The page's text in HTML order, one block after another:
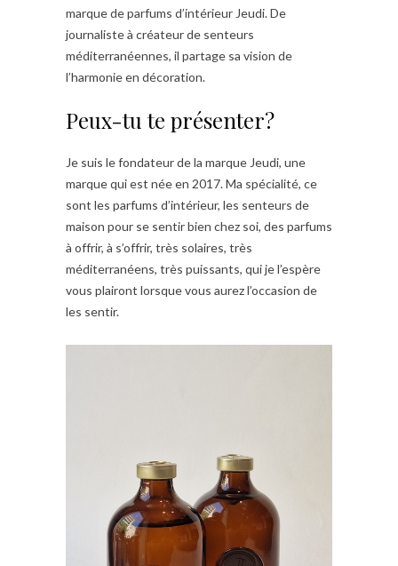
marque de parfums d’intérieur Jeudi. De
journaliste à créateur de senteurs
méditerranéennes, il partage sa vision de
l’harmonie en décoration.
Peux-tu te présenter?
Je suis le fondateur de la marque Jeudi, une
marque qui est née en 2017. Ma spécialité, ce
sont les parfums d’intérieur, les senteurs de
maison pour se sentir bien chez soi, des parfums
à offrir, à s’offrir, très solaires, très
méditerranéens, très puissants, qui je l’espère
vous plairont lorsque vous aurez l’occasion de
les sentir.